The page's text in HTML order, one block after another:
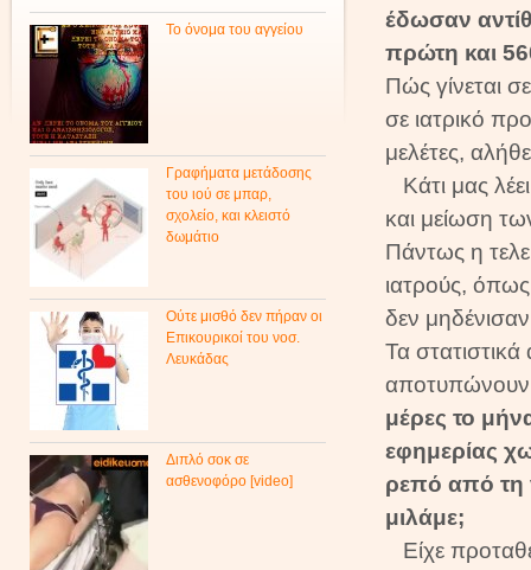
έδωσαν
πρώτη και
Πώς γίνεται
σε ιατρικό
μελέτες,
Κάτι μας
και μείωση
Πάντως η
ιατρούς,
δεν
Τα
αποτυπώνουν
μέρες το
εφημερίας
ρεπό από τη
μιλάμε;
Είχε
Το όνομα του αγγείου
Γραφήματα μετάδοσης
του ιού σε μπαρ,
σχολείο, και κλειστό
δωμάτιο
Ούτε μισθό δεν πήραν οι
Επικουρικοί του νοσ.
Λευκάδας
Διπλό σοκ σε
ασθενοφόρο [video]